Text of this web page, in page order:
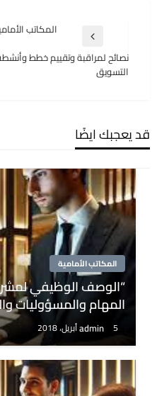
المقالات
المقالة
السابقة
المكاتب
المقالة
نصائح لمراقبة وتقييم خطط
التسويق
قد يعجبك ايضًا
المكاتب الأمامية
“الوصف الوظيفي
المهام والمسؤوليات
admin 5 أبريل، 2018